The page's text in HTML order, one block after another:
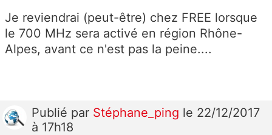
Je reviendrai (peut-être) chez FREE lorsque
le 700 MHz sera activé en région Rhône-
Alpes, avant ce n'est pas la peine....
Publié par Stéphane_ping le 22/12/2017
à 17h18